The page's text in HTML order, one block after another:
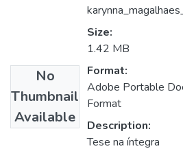
No
Thumbnail
Available
Size:
1.42 MB
Format:
Adobe Portable
Format
Description:
Tese na íntegra